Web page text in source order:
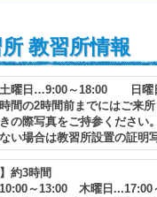
教習所情報
土曜日…9:00～18:00 日曜
間の2時間前までにはご来所
の際写真をご持参ください
い場合は教習所設置の証明
約3時間
～13:00 木曜日